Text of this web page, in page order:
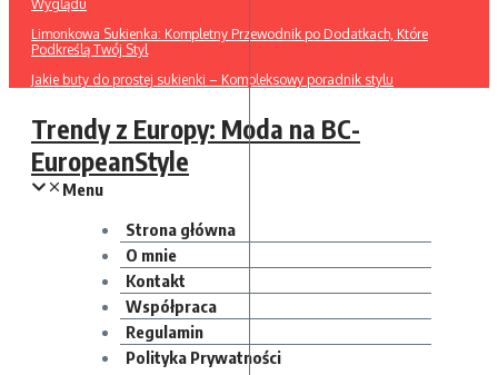
Wyglądu
Limonkowa Sukienka: Kompletny Przewodnik po Dodatkach, Które
Podkreślą Twój Styl
Jakie buty do prostej sukienki – Kompleksowy poradnik stylu
Trendy z Europy: Moda na BC-
EuropeanStyle
Menu
Strona główna
O mnie
Kontakt
Współpraca
Regulamin
Polityka Prywatności